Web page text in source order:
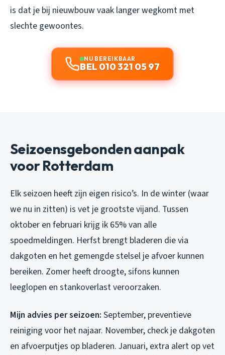
is dat je bij nieuwbouw vaak langer wegkomt met
slechte gewoontes.
NU BEREIKBAAR
BEL 010 321 05 97
Seizoensgebonden aanpak
voor Rotterdam
Elk seizoen heeft zijn eigen risico’s. In de winter (waar
we nu in zitten) is vet je grootste vijand. Tussen
oktober en februari krijg ik 65% van alle
spoedmeldingen. Herfst brengt bladeren die via
dakgoten en het gemengde stelsel je afvoer kunnen
bereiken. Zomer heeft droogte, sifons kunnen
leeglopen en stankoverlast veroorzaken.
Mijn advies per seizoen: September, preventieve
reiniging voor het najaar. November, check je dakgoten
en afvoerputjes op bladeren. Januari, extra alert op vet